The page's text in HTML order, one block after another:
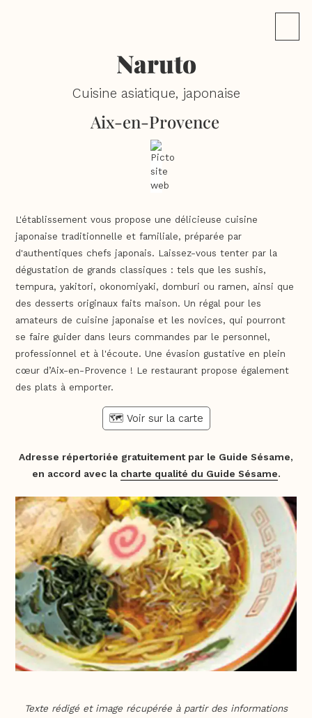
Naruto
Cuisine asiatique, japonaise
Aix-en-Provence
L'établissement vous propose une délicieuse cuisine
japonaise traditionnelle et familiale, préparée par
d'authentiques chefs japonais. Laissez-vous tenter par la
dégustation de grands classiques : tels que les sushis,
tempura, yakitori, okonomiyaki, domburi ou ramen, ainsi que
des desserts originaux faits maison. Un régal pour les
amateurs de cuisine japonaise et les novices, qui pourront
se faire guider dans leurs commandes par le personnel,
professionnel et à l'écoute. Une évasion gustative en plein
cœur d’Aix-en-Provence ! Le restaurant propose également
des plats à emporter.
🗺️ Voir sur la carte
Adresse répertoriée gratuitement par le Guide Sésame,
en accord avec la charte qualité du Guide Sésame.
Texte rédigé et image récupérée à partir des informations